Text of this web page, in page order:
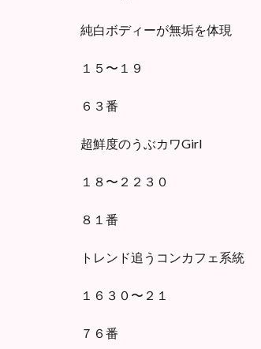
純白ボディーが無垢を体現
１５〜１９
６３番
超鮮度のうぶカワGirl
１８〜２２３０
８１番
トレンド追うコンカフェ系統
１６３０〜２１
７６番